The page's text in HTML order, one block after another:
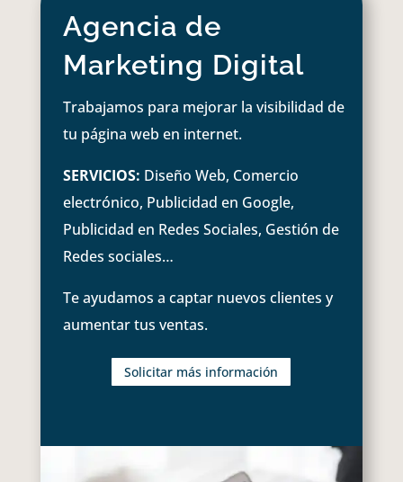
Agencia de
Marketing Digital
Trabajamos para mejorar la visibilidad de
tu página web en internet.
SERVICIOS: Diseño Web, Comercio
electrónico, Publicidad en Google,
Publicidad en Redes Sociales, Gestión de
Redes sociales…
Te ayudamos a captar nuevos clientes y
aumentar tus ventas.
Solicitar más información